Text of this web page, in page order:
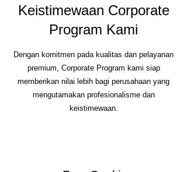
Keistimewaan Corporate
Program Kami
Dengan komitmen pada kualitas dan pelayanan
premium, Corporate Program kami siap
memberikan nilai lebih bagi perusahaan yang
mengutamakan profesionalisme dan
keistimewaan.